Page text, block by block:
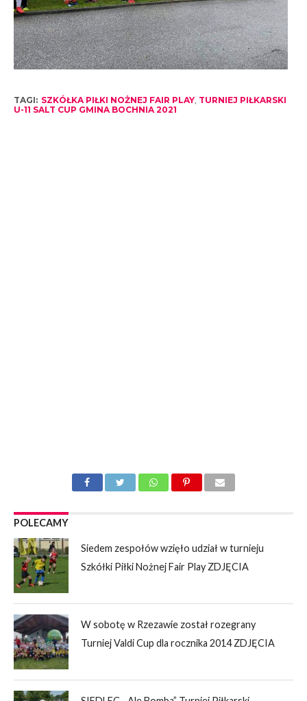
TAGI: SZKÓŁKA PIŁKI NOŻNEJ FAIR PLAY, TURNIEJ PIŁKARSKI
U-11 SALT CUP GMINA BOCHNIA 2021
POLECAMY
Siedem zespołów wzięło udział w turnieju
Szkółki Piłki Nożnej Fair Play ZDJĘCIA
W sobotę w Rzezawie został rozegrany
Turniej Valdi Cup dla rocznika 2014 ZDJĘCIA